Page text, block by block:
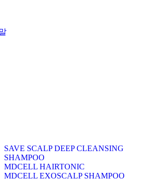
SAVE SCALP DEEP CLEANSING
SHAMPOO
MDCELL HAIRTONIC
MDCELL EXOSCALP SHAMPOO